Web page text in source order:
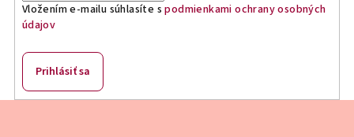
Vložením e-mailu súhlasíte spodmienkami ochrany osobných
údajov
Prihlásiť sa